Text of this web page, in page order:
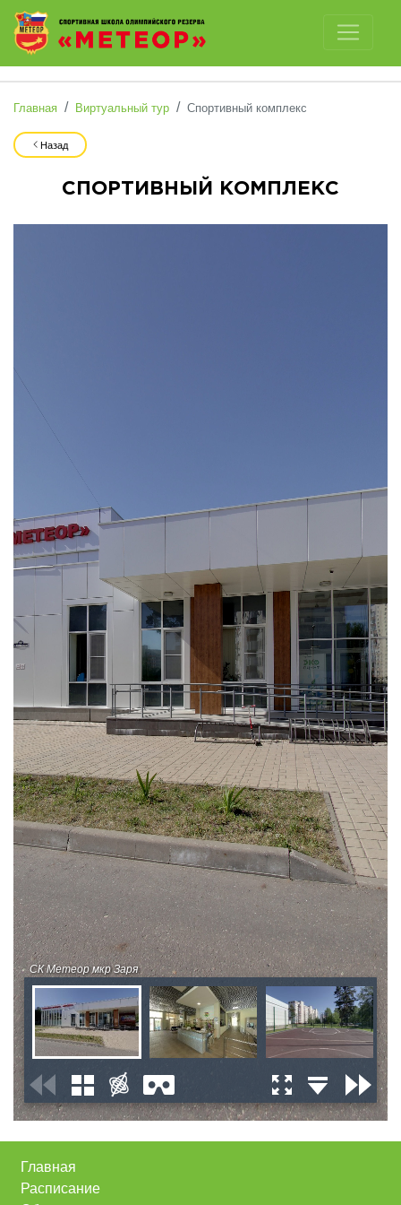
Отключить картинки
Главная Виртуальный тур Спортивный комплекс
Назад
СПОРТИВНЫЙ КОМПЛЕКС
Главная
Расписание